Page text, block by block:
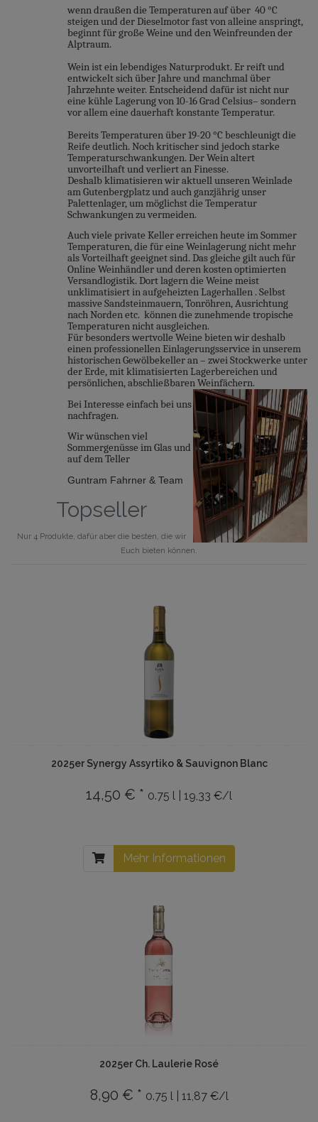
wenn draußen die Temperaturen auf über 40 °C
steigen und der Dieselmotor fast von alleine anspringt,
beginnt für große Weine und den Weinfreunden der
Alptraum.
Wein ist ein lebendiges Naturprodukt. Er reift und
entwickelt sich über Jahre und manchmal über
Jahrzehnte weiter. Entscheidend dafür ist nicht nur
eine kühle Lagerung von 10-16 Grad Celsius– sondern
vor allem eine dauerhaft konstante Temperatur.
Bereits Temperaturen über 19-20 °C beschleunigt die
Reife deutlich. Noch kritischer sind jedoch starke
Temperaturschwankungen. Der Wein altert
unvorteilhaft und verliert an Finesse.
Deshalb klimatisieren wir aktuell unseren Weinlade
am Gutenbergplatz und auch ganzjährig unser
Palettenlager, um möglichst die Temperatur
Schwankungen zu vermeiden.
Auch viele private Keller erreichen heute im Sommer
Temperaturen, die für eine Weinlagerung nicht mehr
als Vorteilhaft geeignet sind. Das gleiche gilt auch für
Online Weinhändler und deren kosten optimierten
Versandlogistik. Dort lagern die Weine meist
unklimatisiert in aufgeheizten Lagerhallen . Selbst
massive Sandsteinmauern, Tonröhren, Ausrichtung
nach Norden etc. können die zunehmende tropische
Temperaturen nicht ausgleichen.
Für besonders wertvolle Weine bieten wir deshalb
einen professionellen Einlagerungsservice in unserem
historischen Gewölbekeller an – zwei Stockwerke unter
der Erde, mit klimatisierten Lagerbereichen und
persönlichen, abschließbaren Weinfächern.
Bei Interesse einfach bei uns
nachfragen.
Wir wünschen viel
Sommergenüsse im Glas und
auf dem Teller
Guntram Fahrner & Team
Topseller
Nur 4 Produkte, dafür aber die besten, die wir
Euch bieten können.
2025er Synergy Assyrtiko & Sauvignon Blanc
14,50 € * 0.75 l | 19,33 €/l
Mehr Informationen
2025er Ch. Laulerie Rosé
8,90 € * 0.75 l | 11,87 €/l